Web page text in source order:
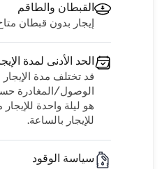
القبطان والطاقم
إيجار بدون قبطان
الحد الأدنى لمدة
قد تختلف مدة
الوصول/المغادرة
هو ليلة واحدة
للإيجار بالساعة.
سياسة الوقود